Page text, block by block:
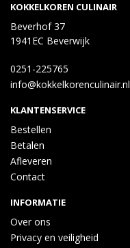
KOKKELKOREN CULINAIR
Beverhof 37
1941EC Beverwijk
0251-225765
info@kokkelkorenculinair.nl
KLANTENSERVICE
Bestellen
Betalen
Afleveren
Contact
INFORMATIE
Over ons
Privacy en veiligheid